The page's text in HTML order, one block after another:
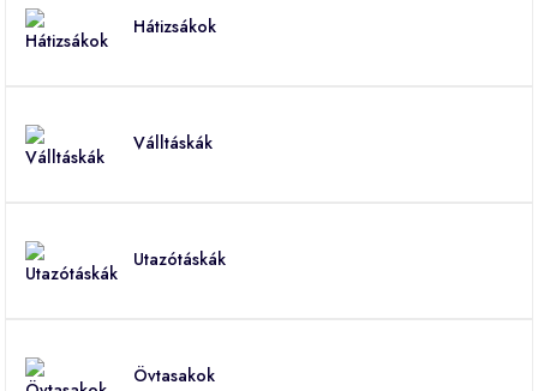
Hátizsákok
Válltáskák
Utazótáskák
Övtasakok